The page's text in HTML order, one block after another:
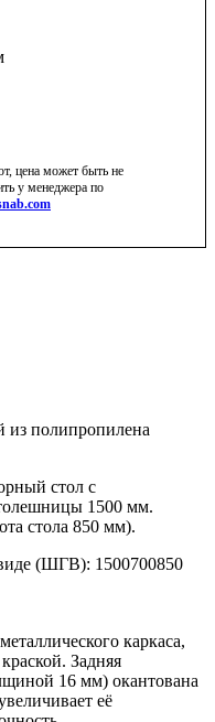
цена может быть не
у менеджера по
из полипропилена
стол с
1500 мм.
стола 850 мм).
(ШГВ): 1500700850
каркаса,
Задняя
16 мм) окантована
её